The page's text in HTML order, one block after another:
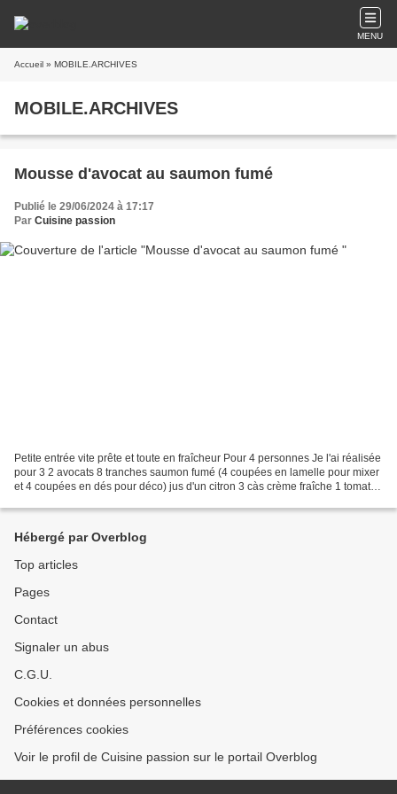
MENU
Accueil » MOBILE.ARCHIVES
MOBILE.ARCHIVES
Mousse d'avocat au saumon fumé
Publié le 29/06/2024 à 17:17
Par Cuisine passion
Petite entrée vite prête et toute en fraîcheur Pour 4 personnes Je l'ai réalisée
pour 3 2 avocats 8 tranches saumon fumé (4 coupées en lamelle pour mixer
et 4 coupées en dés pour déco) jus d'un citron 3 càs crème fraîche 1 tomate
Hébergé par Overblog
Top articles
Pages
Contact
Signaler un abus
C.G.U.
Cookies et données personnelles
Préférences cookies
Voir le profil de Cuisine passion sur le portail Overblog